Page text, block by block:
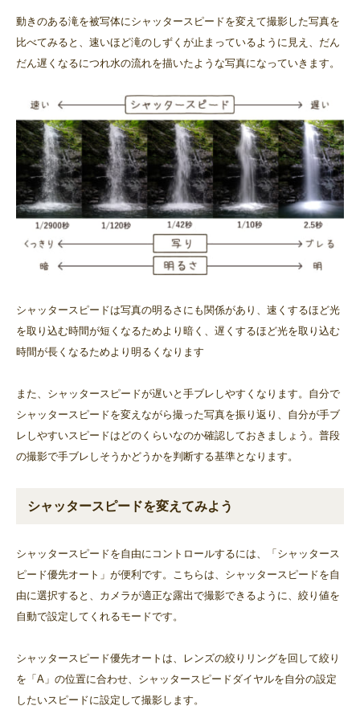
動きのある滝を被写体にシャッタースピードを変えて撮影した写真を
比べてみると、速いほど滝のしずくが止まっているように見え、だん
だん遅くなるにつれ水の流れを描いたような写真になっていきます。
シャッタースピードは写真の明るさにも関係があり、速くするほど光
を取り込む時間が短くなるためより暗く、遅くするほど光を取り込む
時間が長くなるためより明るくなります
また、シャッタースピードが遅いと手ブレしやすくなります。自分で
シャッタースピードを変えながら撮った写真を振り返り、自分が手ブ
レしやすいスピードはどのくらいなのか確認しておきましょう。普段
の撮影で手ブレしそうかどうかを判断する基準となります。
シャッタースピードを変えてみよう
シャッタースピードを自由にコントロールするには、「シャッタース
ピード優先オート」が便利です。こちらは、シャッタースピードを自
由に選択すると、カメラが適正な露出で撮影できるように、絞り値を
自動で設定してくれるモードです。
シャッタースピード優先オートは、レンズの絞りリングを回して絞り
を「A」の位置に合わせ、シャッタースピードダイヤルを自分の設定
したいスピードに設定して撮影します。